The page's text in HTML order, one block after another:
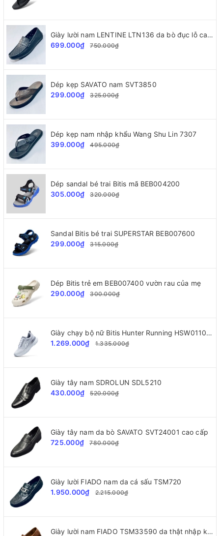
Giày lười nam LENTINE LTN136 da bò đục lỗ cao cấp
699.000₫
750.000₫
Dép kẹp SAVATO nam SVT3850
299.000₫
325.000₫
Dép kẹp nam nhập khẩu Wang Shu Lin 7307
399.000₫
495.000₫
Dép sandal bé trai Bitis mã BEB004200
305.000₫
320.000₫
Sandal Bitis bé trai SUPERSTAR BEB007600
299.000₫
315.000₫
Dép Bitis trẻ em BEB007400 vườn rau của mẹ
290.000₫
300.000₫
Giày chạy bộ nữ Bitis Hunter Running HSW011000
1.269.000₫
1.335.000₫
Giày tây nam SDROLUN SDL5210
430.000₫
520.000₫
Giày tây nam da bò SAVATO SVT24001 cao cấp
725.000₫
780.000₫
Giày lười FIADO nam da cá sấu TSM720
1.950.000₫
2.215.000₫
Giày lười nam FIADO TSM33590 da thật nhập khẩu